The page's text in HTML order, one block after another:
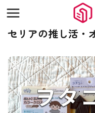
セリアの推し活・